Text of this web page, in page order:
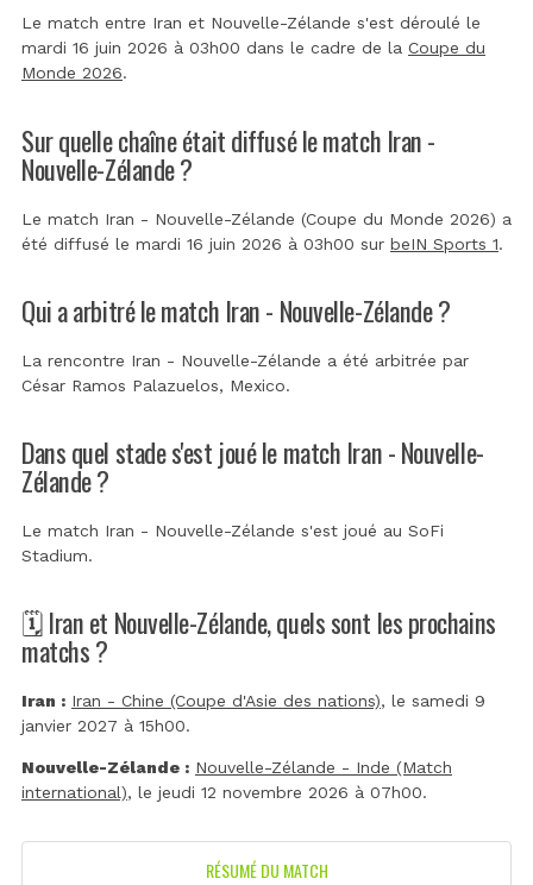
Le match entre Iran et Nouvelle-Zélande s'est déroulé le
mardi 16 juin 2026 à 03h00 dans le cadre de la Coupe du
Monde 2026.
Sur quelle chaîne était diffusé le match Iran -
Nouvelle-Zélande ?
Le match Iran - Nouvelle-Zélande (Coupe du Monde 2026) a
été diffusé le mardi 16 juin 2026 à 03h00 sur beIN Sports 1.
Qui a arbitré le match Iran - Nouvelle-Zélande ?
La rencontre Iran - Nouvelle-Zélande a été arbitrée par
César Ramos Palazuelos, Mexico.
Dans quel stade s'est joué le match Iran - Nouvelle-
Zélande ?
Le match Iran - Nouvelle-Zélande s'est joué au SoFi
Stadium.
🗓️ Iran et Nouvelle-Zélande, quels sont les prochains
matchs ?
Iran : Iran - Chine (Coupe d'Asie des nations), le samedi 9
janvier 2027 à 15h00.
Nouvelle-Zélande : Nouvelle-Zélande - Inde (Match
international), le jeudi 12 novembre 2026 à 07h00.
RÉSUMÉ DU MATCH